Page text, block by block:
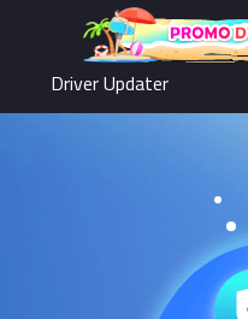
Driver Updater